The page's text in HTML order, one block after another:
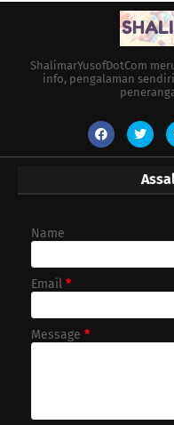
ShalimarYusofDotCom
info, pengalaman
Name
Email *
Message *